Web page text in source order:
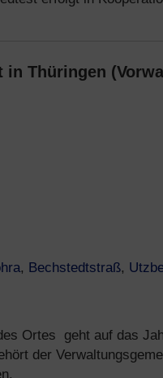
in Thüringen
, Bechstedtstraß,
Ortes geht auf das
der